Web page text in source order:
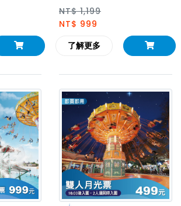
NT$ 1,199
NT$ 999
了解更多